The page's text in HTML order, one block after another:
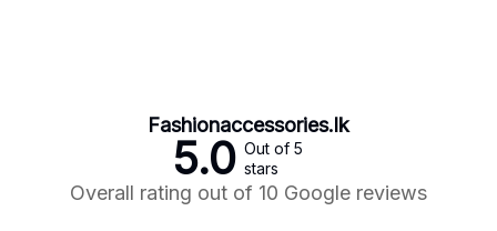
Fashionaccessories.lk
5.0 Out of 5
stars
Overall rating out of 10 Google reviews